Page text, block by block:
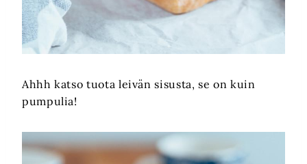
Ahhh katso tuota leivän sisusta, se on kuin
pumpulia!